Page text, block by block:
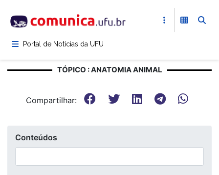
para
conteúdoPortal de Notícias da UFU
TÓPICO : ANATOMIA ANIMAL
Compartilhar:
Conteúdos